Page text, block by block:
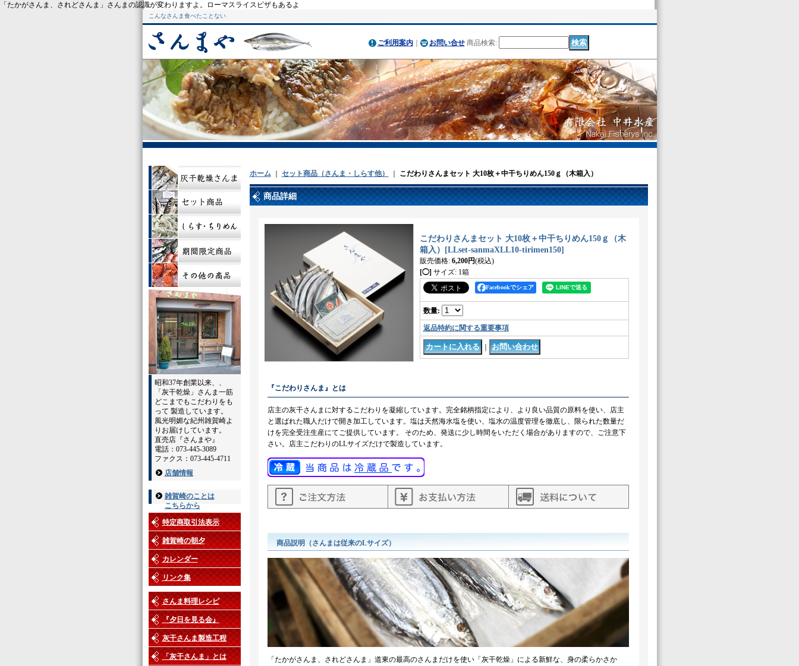
「たかがさんま、されどさんま」さんまの認識が変わりますよ。ローマスライスピザもあるよ
こんなさんま食べたことない
ご利用案内｜ お問い合せ 商品検索:
昭和37年創業以来、、
「灰干乾燥」さんま一筋
どこまでもこだわりをも
って 製造しています。
風光明媚な紀州雑賀崎よ
りお届けしています。
直売店『さんまや』
電話：073-445-3089
ファクス：073-445-4711
店舗情報
雑賀崎のことは
こちらから
特定商取引法表示
雑賀崎の朝夕
カレンダー
リンク集
さんま料理レシピ
『夕日を見る会』
灰干さんま製造工程
「灰干さんま」とは
ホーム｜ セット商品（さんま・しらす他） こだわりさんまセット 大10枚＋中干ちりめん150ｇ（木箱入）
商品詳細
こだわりさんまセット 大10枚＋中干ちりめん150ｇ（木
箱入）
[LLset-sanmaXLL10-tirimen150]
販売価格: 6,200円(税込)
[◯] サイズ:1箱
Facebookでシェア
数量:
返品特約に関する重要事項
『こだわりさんま』とは
店主の灰干さんまに対するこだわりを凝縮しています。完全銘柄指定により、より良い品質の原料を使い、店主
と選ばれた職人だけで開き加工しています。塩は天然海水塩を使い、塩水の温度管理を徹底し、限られた数量だ
けを完全受注生産にてご提供しています。 そのため、発送に少し時間をいただく場合がありますので、ご注意下
さい。店主こだわりのLLサイズだけで製造しています。
商品説明（さんまは従来のLサイズ）
「たかがさんま、されどさんま」道東の最高のさんまだけを使い「灰干乾燥」による新鮮な、身の柔らかさか